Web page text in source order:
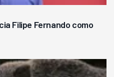
Filipe Fernando como